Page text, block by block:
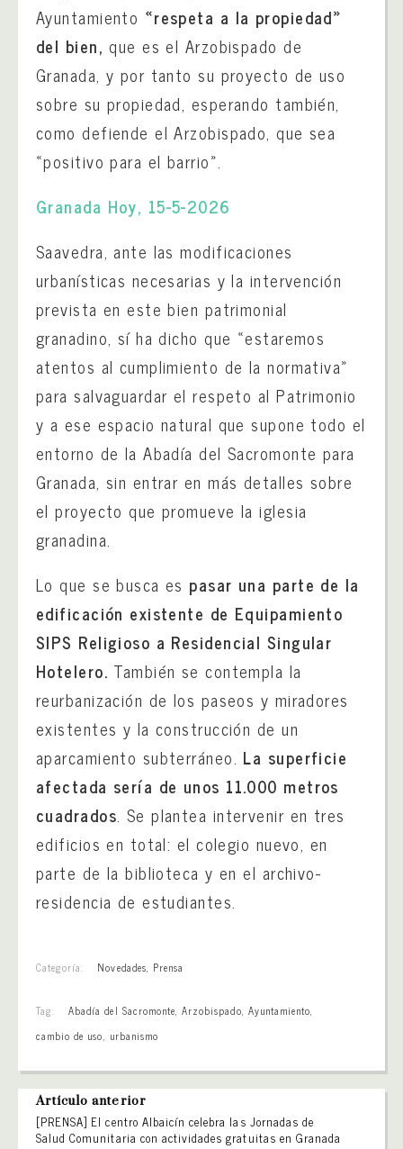
Ayuntamiento «respeta a la propiedad»
del bien,que es el Arzobispado de
Granada, y por tanto su proyecto de uso
sobre su propiedad, esperando también,
como defiende el Arzobispado, que sea
«positivo para el barrio».
Granada Hoy, 15-5-2026
Saavedra, ante las modificaciones
urbanísticas necesarias y la intervención
prevista en este bien patrimonial
granadino, sí ha dicho que «estaremos
atentos al cumplimiento de la normativa»
para salvaguardar el respeto al Patrimonio
y a ese espacio natural que supone todo el
entorno de la Abadía del Sacromonte para
Granada, sin entrar en más detalles sobre
el proyecto que promueve la iglesia
granadina.
Lo que se busca es pasar una parte de la
edificación existente de Equipamiento
SIPS Religioso a Residencial Singular
Hotelero. También se contempla la
reurbanización de los paseos y miradores
existentes y la construcción de un
aparcamiento subterráneo. La superficie
afectada sería de unos 11.000 metros
cuadrados. Se plantea intervenir en tres
edificios en total: el colegio nuevo, en
parte de la biblioteca y en el archivo-
residencia de estudiantes.
Categoría: Novedades, Prensa
Tag: Abadía del Sacromonte,Arzobispado, Ayuntamiento,
cambio de uso, urbanismo
Artículo anterior
[PRENSA] El centro Albaicín celebra las Jornadas de
Salud Comunitaria con actividades gratuitas en Granada